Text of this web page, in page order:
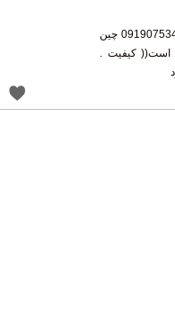
چین کن تیغه ای _آماده تحویل (بهان فیلتر(09190753450 چین
کن تیغه ای ((کیفیت اتفاقی نیست. تضمینی است(( کیفیت .